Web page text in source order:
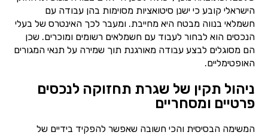
הישראלי קובע כי ישנן סיטואציות מסוימות בהן עבודה עם
חשמלאי בנווה מבטח היא מחייבת. ומעבר לכך האינטרס של בעלי
הנכסים הוא לבחור לעבוד עם חשמלאים רשומים ומוכרים. שכן
הם מסוגלים לבצע עבודה מאורגנת תוך שמירה על תנאי המגורים
האופטימליים.
ניהול תקין של שגרת תחזוקה לנכסים
פרטיים ומסחריים
המשימה הבסיסית והכי חשובה שאפשר להפקיד בידיים של